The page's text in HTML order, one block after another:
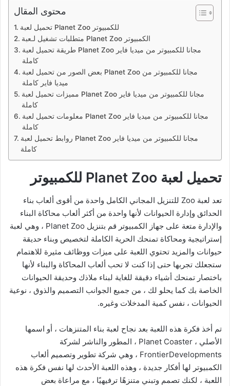
محتوى المقال
تحميل لعبة Planet Zoo للكمبيوتر
متطلبات تشغيل لـعبة Planet Zoo الكمبيوتر
طريقة تحميل لعبة Planet Zoo مجانا للكمبيوتر من ميديا فاير
كاملة
بعض الصور من تحميل لعبة Planet Zoo مجانا للكمبيوتر من
ميديا فاير كاملة
مميزات تحميل لعبة Planet Zoo مجانا للكمبيوتر من ميديا فاير
كاملة
معلومات تحميل لعبة Planet Zoo مجانا للكمبيوتر من ميديا فاير
كاملة
روابط تحميل لعبة Planet Zoo مجانا للكمبيوتر من ميديا فاير
كاملة
تحميل لعبة Planet Zoo للكمبيوتر
تعد لعبة Zoo للتنزيل المجاني الكامل واحدة من أقوى ألعاب بناء
الحدائق وإدارة الحيوانات لأنها واحدة من أكثر ألعاب محاكاة البناء
والإدارة متعة على جهاز الكمبيوتر قم بتنزيل Planet Zoo ، وهي لعبة
إستراتيجية ومحاكاة تمنحك الحرية الكاملة لتخصيص وبناء حديقة
حيوانات والمزيد تحتوي اللعبة على ميزات ووظائف مثيرة للاهتمام
ستجعلك تجربها حتى إذا كنت لا تحب ألعاب المحاكاة والبناء لأنها
باختصار تمنحك أشياء دقيقة للغاية لبناء ملاذك وحديقة الحيوانات
الخاصة بك كما يحلو لك ، من جميع الجوانب التصميم والذوق ، نوعية
الحيوانات ، نفس كمية المدخلات وغيره.
تم أخذ فكرة هذه اللعبة بعد نجاح لعبة بناء المتنزهات ، أو اسمها
الأصلي ، Planet Coaster ، المطور والناشر لشركة
FrontierDevelopments ، وهي شركة تطوير وتصميم ألعاب
الكمبيوتر لها أفكار جديدة ، وهذه اللعبة الأحدث لها نفس فكرة هذه
اللعبة ، لكنك تصمم وتبني متنزهًا ترفيهيًا ، مع مراعاة بعض